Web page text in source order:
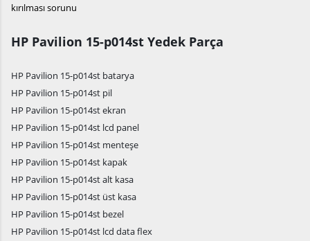
kırılması sorunu
HP Pavilion 15-p014st Yedek Parça
HP Pavilion 15-p014st batarya
HP Pavilion 15-p014st pil
HP Pavilion 15-p014st ekran
HP Pavilion 15-p014st lcd panel
HP Pavilion 15-p014st menteşe
HP Pavilion 15-p014st kapak
HP Pavilion 15-p014st alt kasa
HP Pavilion 15-p014st üst kasa
HP Pavilion 15-p014st bezel
HP Pavilion 15-p014st lcd data flex